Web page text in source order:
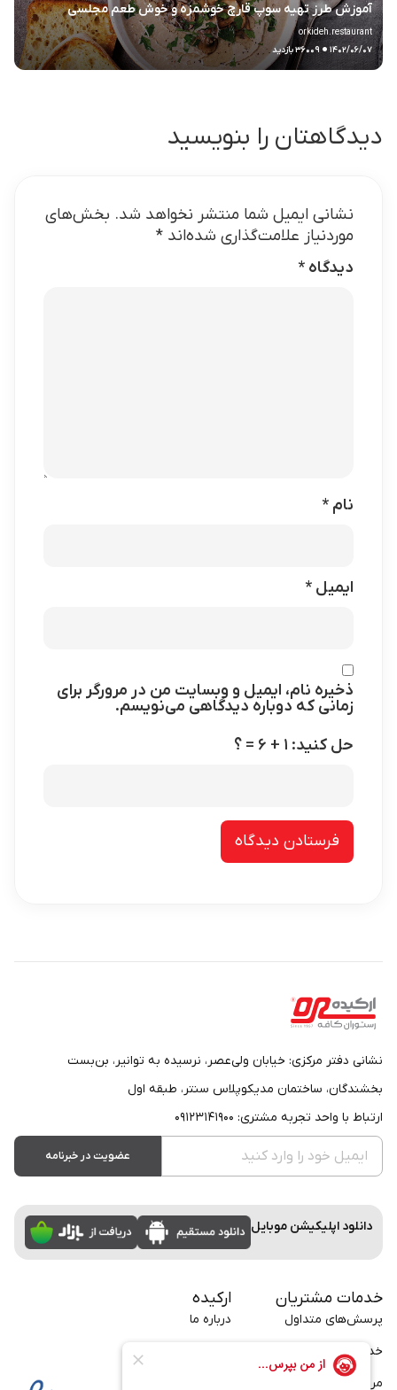
آموزش طرز تهیه سوپ قارچ خوشمزه و خوش طعم مجلسی
orkideh.restaurant
۱۴۰۲/۰۶/۰۷.۳۶۰۰۹ بازدید
دیدگاهتان را بنویسید
نشانی ایمیل شما منتشر نخواهد شد. بخش‌های
موردنیاز علامت‌گذاری شده‌اند *
دیدگاه *
نام *
ایمیل *
ذخیره نام، ایمیل و وبسایت من در مرورگر برای
زمانی که دوباره دیدگاهی می‌نویسم.
حل کنید: ۱ + ۶ = ؟
نشانی دفتر مرکزی: خیابان ولی‌عصر، نرسیده به توانیر، بن‌بست
بخشندگان، ساختمان مدیکوپلاس سنتر، طبقه اول
ارتباط با واحد تجربه مشتری: ۰۹۱۲۳۱۴۱۹۰۰
عضویت در خبرنامه
دانلود اپلیکیشن موبایل
خدمات مشتریان
پرسش‌های متداول
خدمات سازمانی
مراسم
ارکیده
درباره ما